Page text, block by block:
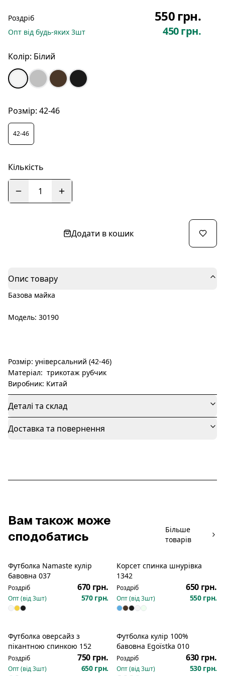
Роздріб 550 грн.
Опт від будь-яких 3шт 450 грн.
Колір: Білий
Розмір: 42-46
42-46
Кількість
1
Додати в кошик
Опис товару
Базова майка
Модель: 30190
Розмір: універсальний (42-46)
Матеріал: трикотаж рубчик
Виробник: Китай
Деталі та склад
Доставка та повернення
Вам також може
сподобатись
Більше
товарів
Новинка
Футболка Namaste кулір
бавовна 037
Роздріб 670 грн.
Опт (від3шт) 570 грн.
Новинка
Корсет спинка шнурівка
1342
Роздріб 650 грн.
Опт (від3шт) 550 грн.
Футболка оверсайз з
пікантною спинкою 152
Роздріб 750 грн.
Опт (від3шт) 650 грн.
Футболка кулір 100%
бавовна Egoїstka 010
Роздріб 630 грн.
Опт (від3шт) 530 грн.